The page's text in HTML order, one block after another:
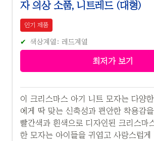
자 의상 소품, 니트레드 (대형)
인기 제품
색상계열: 레드계열
최저가 보기
이 크리스마스 아기 니트 모자는 다양
에게 딱 맞는 신축성과 편안한 착용감
빨간색과 흰색으로 디자인된 크리스마
한 모자는 아이들을 귀엽고 사랑스럽게